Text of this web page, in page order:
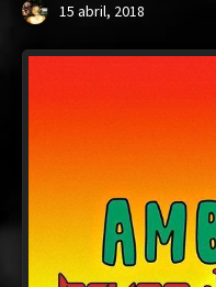
15 abril, 2018